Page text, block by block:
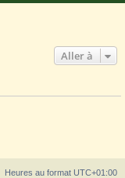
Aller à
Heures au format UTC+01:00